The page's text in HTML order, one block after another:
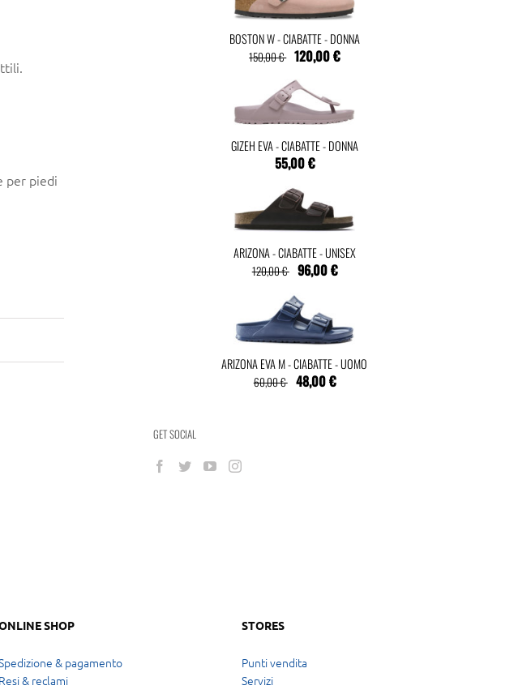
per piedi
BOSTON W - CIABATTE - DONNA
150,00 € 120,00 €
GIZEH EVA - CIABATTE - DONNA
55,00 €
ARIZONA - CIABATTE - UNISEX
120,00 € 96,00 €
ARIZONA EVA M - CIABATTE - UOMO
60,00 € 48,00 €
GET SOCIAL
SHOP
& pagamento
Resi & reclami
STORES
Punti vendita
Servizi